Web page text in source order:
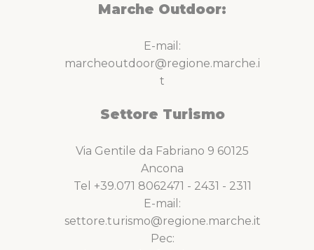
Marche Outdoor:
E-mail:
marcheoutdoor@regione.marche.i
t
Settore Turismo
Via Gentile da Fabriano 9 60125
Ancona
Tel +39.071 8062471 - 2431 - 2311
E-mail:
settore.turismo@regione.marche.it
Pec: